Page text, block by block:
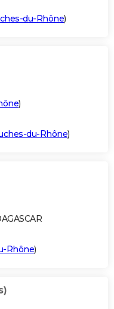
du-Rhône)
)
du-Rhône)
Rhône)